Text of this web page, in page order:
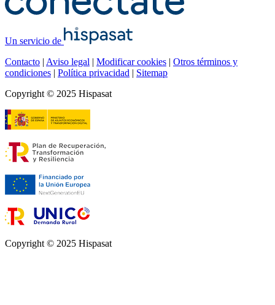
Un servicio de
Contacto | Aviso legal | Modificar cookies | Otros términos y
condiciones | Política privacidad | Sitemap
Copyright © 2025 Hispasat
Copyright © 2025 Hispasat